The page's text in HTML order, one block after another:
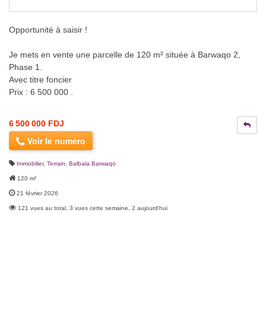
Opportunité à saisir !
Je mets en vente une parcelle de 120 m² située à Barwaqo 2,
Phase 1.
Avec titre foncier
Prix : 6 500 000 .
6 500 000 FDJ
Voir le numéro
Immobilier, Terrain Balbala Barwaqo
120 m²
21 février 2026
121 vues au total, 3 vues cette semaine, 2 aujourd'hui